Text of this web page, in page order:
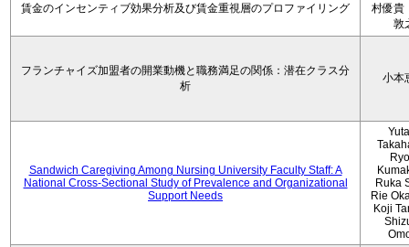
賃金のインセンティブ効果分析及び賃金重視層のプロファイリング
村優貴
敦
フランチャイズ加盟者の開業動機と職務満足の関係：潜在クラス分
析
小本
Sandwich Caregiving Among Nursing University Faculty Staff: A
National Cross-Sectional Study of Prevalence and Organizational
Support Needs
Ruka
Rie
Koji